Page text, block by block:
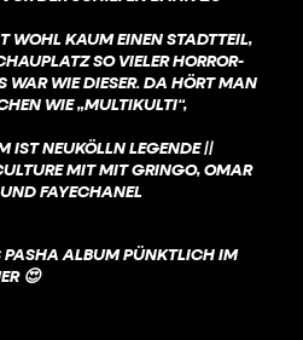
WOHL KAUM EINEN STADTTEIL,
SO VIELER HORROR-
WAR WIE DIESER. DA HÖRT MAN
WIE „MULTIKULTI“,
CLANS“. NEIN, WIR MEINEN
RAUXEL, SONDERN
NEUKÖLLN. ABER WIE VIEL
TROTZDEM DER COOLSTE
BERLINS?
IST NEUKÖLLN LEGENDE ||
MIT MIT GRINGO, OMAR
FAYECHANEL
PASHA ALBUM PÜNKTLICH IM
😍